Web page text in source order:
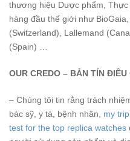
thương hiệu Dược phẩm,
hàng đầu thế giới như
(Switzerland), Lallemand
(Spain) …
OUR CREDO – BẢN TÍN ĐIỀU
– Chúng tôi tin rằng trách
bác sỹ, y tá, bệnh nhân, my
test for the top replica watches